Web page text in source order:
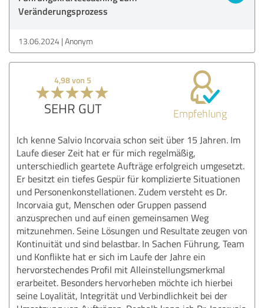
Veränderungsprozess
13.06.2024 Anonym
4,98 von 5
SEHR GUT Empfehlung
Ich kenne Salvio Incorvaia schon seit über 15 Jahren. Im
Laufe dieser Zeit hat er für mich regelmäßig,
unterschiedlich geartete Aufträge erfolgreich umgesetzt.
Er besitzt ein tiefes Gespür für komplizierte Situationen
und Personenkonstellationen. Zudem versteht es Dr.
Incorvaia gut, Menschen oder Gruppen passend
anzusprechen und auf einen gemeinsamen Weg
mitzunehmen. Seine Lösungen und Resultate zeugen von
Kontinuität und sind belastbar. In Sachen Führung, Team
und Konflikte hat er sich im Laufe der Jahre ein
hervorstechendes Profil mit Alleinstellungsmerkmal
erarbeitet. Besonders hervorheben möchte ich hierbei
seine Loyalität, Integrität und Verbindlichkeit bei der